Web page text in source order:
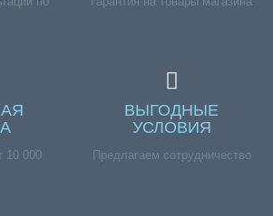
10 000
ВЫГОДНЫЕ
УСЛОВИЯ
Предлагаем сотрудничество